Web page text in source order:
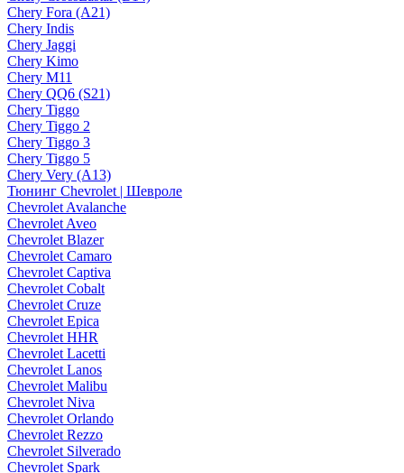
Chery Fora (A21)
Chery Indis
Chery Jaggi
Chery Kimo
Chery M11
Chery QQ6 (S21)
Chery Tiggo
Chery Tiggo 2
Chery Tiggo 3
Chery Tiggo 5
Chery Very (A13)
Тюнинг Chevrolet | Шевроле
Chevrolet Avalanche
Chevrolet Aveo
Chevrolet Blazer
Chevrolet Camaro
Chevrolet Captiva
Chevrolet Cobalt
Chevrolet Cruze
Chevrolet Epica
Chevrolet HHR
Chevrolet Lacetti
Chevrolet Lanos
Chevrolet Malibu
Chevrolet Niva
Chevrolet Orlando
Chevrolet Rezzo
Chevrolet Silverado
Chevrolet Spark